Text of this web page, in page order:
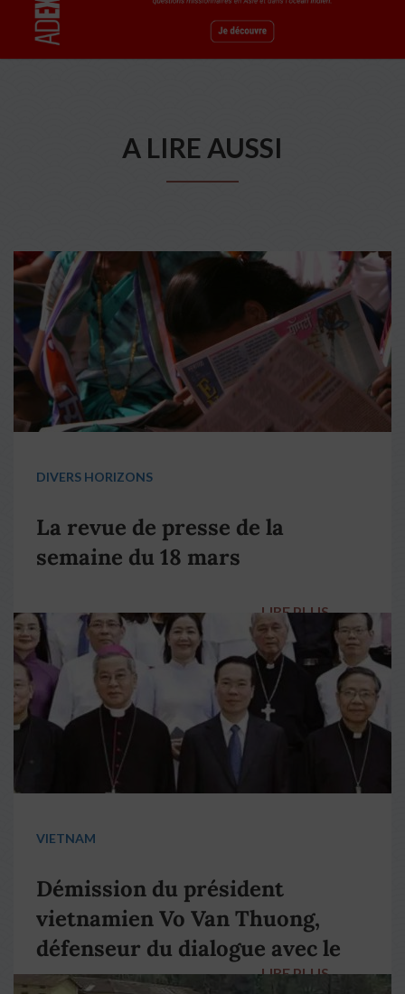
A LIRE AUSSI
DIVERS HORIZONS
La revue de presse de la
semaine du 18 mars
LIRE PLUS →
VIETNAM
Démission du président
vietnamien Vo Van Thuong,
défenseur du dialogue avec le
pape François
LIRE PLUS →